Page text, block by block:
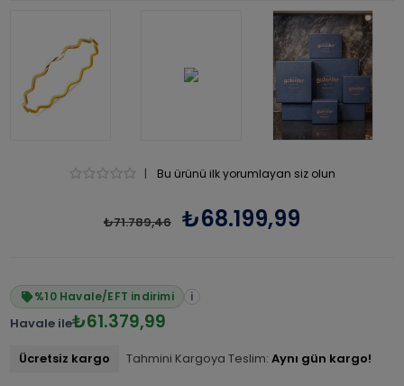
| Bu ürünü ilk yorumlayan siz olun
₺71.789,46 ₺68.199,99
%10 Havale/EFT indirimi i
Havale ile₺61.379,99
Ücretsiz kargo Tahmini Kargoya Teslim: Aynı gün kargo!